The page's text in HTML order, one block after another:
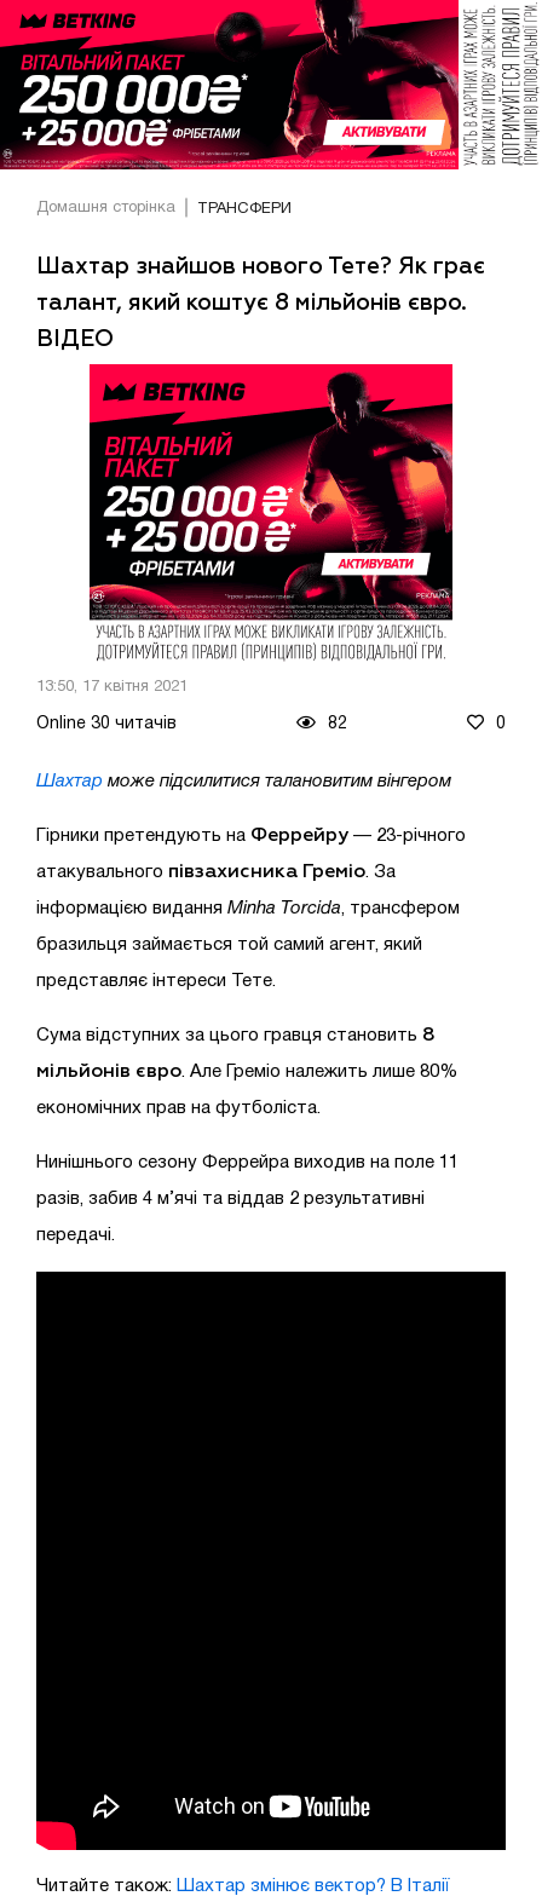
Домашня сторінка ТРАНСФЕРИ
Шахтар знайшов нового Тете? Як грає
талант, який коштує 8 мільйонів євро.
ВІДЕО
13:50, 17 квітня 2021
Online 30 читачів 82 0
Шахтар може підсилитися талановитим вінгером
Гірники претендують на Феррейру — 23-річного
атакувального півзахисника Греміо . За
інформацією видання Minha Torcida , трансфером
бразильця займається той самий агент, який
представляє інтереси Тете.
Сума відступних за цього гравця становить 8
мільйонів євро . Але Греміо належить лише 80%
економічних прав на футболіста.
Нинішнього сезону Феррейра виходив на поле 11
разів, забив 4 м’ячі та віддав 2 результативні
передачі.
Читайте також: Шахтар змінює вектор? В Італії